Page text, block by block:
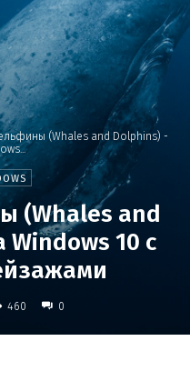
(Whales and Dolphins) -
(Whales and
10 с
460 0